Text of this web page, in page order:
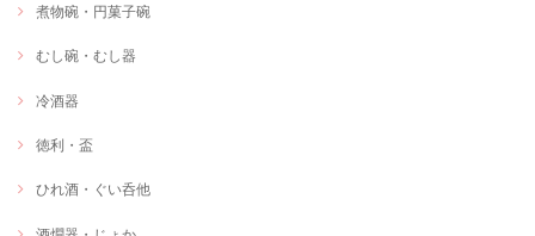
煮物碗・円菓子碗
むし碗・むし器
冷酒器
徳利・盃
ひれ酒・ぐい呑他